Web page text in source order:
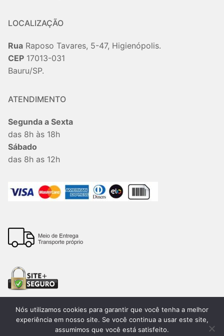
LOCALIZAÇÃO
Rua Raposo Tavares, 5-47, Higienópolis.
CEP 17013-031
Bauru/SP.
ATENDIMENTO
Segunda a Sexta
das 8h às 18h
Sábado
das 8h as 12h
Todos os direitos reservados. 2026®. Lemon Bauru –
Nós utilizamos cookies para garantir que você tenha a melhor
experiência em nosso site. Se você continua a usar este site,
assumimos que você está satisfeito.